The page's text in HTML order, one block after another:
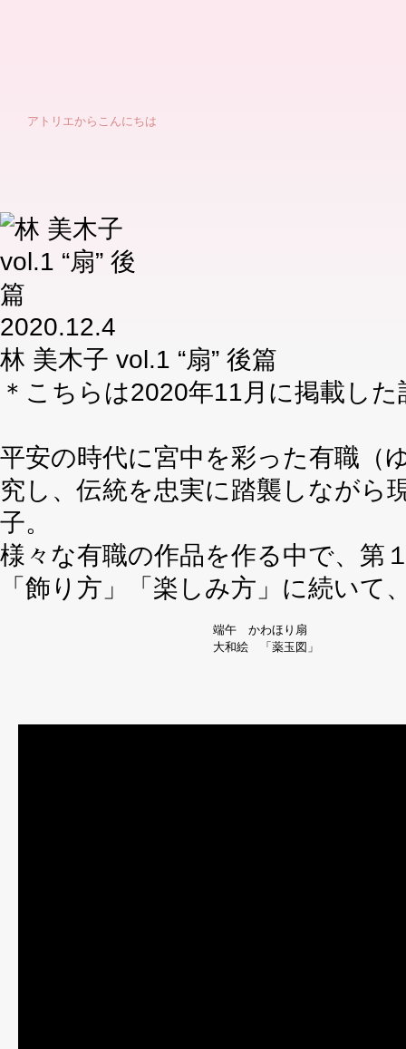
アトリエからこんにちは
2020.12.4
林 美木子 vol.1 “扇” 後篇
＊こちらは2020年11月に掲載し
平安の時代に宮中を彩った有職（
究し、伝統を忠実に踏襲しながら
子。
様々な有職の作品を作る中で、第
「飾り方」「楽しみ方」に続いて
端午 かわほり扇
大和絵 「薬玉図」